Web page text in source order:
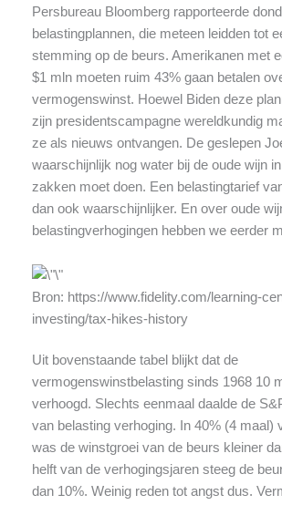
Persbureau Bloomberg rapporteerde
belastingplannen, die meteen leidden tot
stemming op de beurs. Amerikanen met
$1 mln moeten ruim 43% gaan betalen
vermogenswinst. Hoewel Biden deze
zijn presidentscampagne wereldkundig
ze als nieuws ontvangen. De geslepen
waarschijnlijk nog water bij de oude wijn
zakken moet doen. Een belastingtarief
dan ook waarschijnlijker. En over oude
belastingverhogingen hebben we eerder
Bron: https://www.fidelity.com/learning-
investing/tax-hikes-history
Uit bovenstaande tabel blijkt dat de
vermogenswinstbelasting sinds 1968 10
verhoogd. Slechts eenmaal daalde de
van belasting verhoging. In 40% (4 maal)
was de winstgroei van de beurs kleiner
helft van de verhogingsjaren steeg de
dan 10%. Weinig reden tot angst dus.